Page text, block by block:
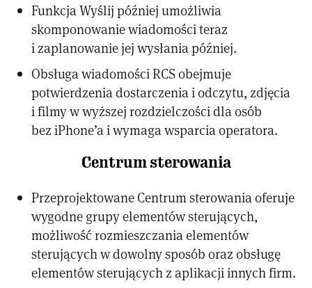
Funkcja Wyślij później umożliwia
skomponowanie wiadomości teraz
i zaplanowanie jej wysłania później.
Obsługa wiadomości RCS obejmuje
potwierdzenia dostarczenia i odczytu, zdjęcia
i filmy w wyższej rozdzielczości dla osób
bez iPhone’a i wymaga wsparcia operatora.
Centrum sterowania
Przeprojektowane Centrum sterowania oferuje
wygodne grupy elementów sterujących,
możliwość rozmieszczania elementów
sterujących w dowolny sposób oraz obsługę
elementów sterujących z aplikacji innych firm.